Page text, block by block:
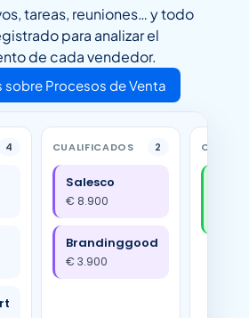
tareas, reuniones… y todo
para analizar el
de cada vendedor.
sobre Procesos de Venta
4 CUALIFICADOS 2
Salesco
€ 8.900
Brandinggood
€ 3.900